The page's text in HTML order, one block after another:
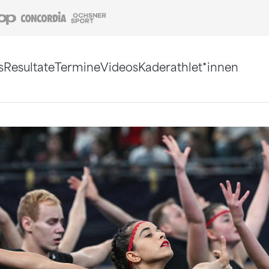
Coop Concordia
ResultateTermineVideosKaderathlet*innen